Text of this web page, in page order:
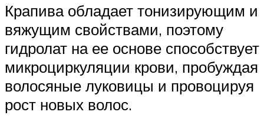
Крапива обладает тонизирующим и
вяжущим свойствами, поэтому
гидролат на ее основе способствует
микроциркуляции крови, пробуждая
волосяные луковицы и провоцируя
рост новых волос.